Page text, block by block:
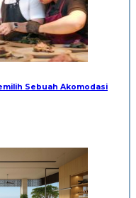
Sebuah Akomodasi